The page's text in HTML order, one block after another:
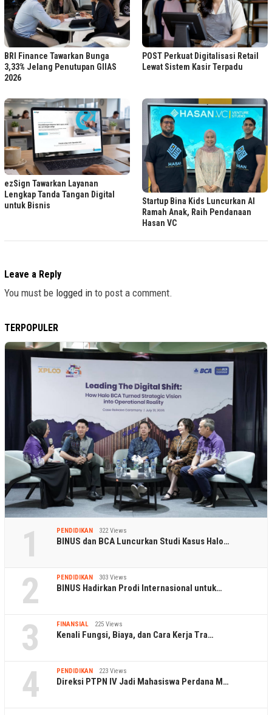
BRI Finance Tawarkan Bunga
3,33% Jelang Penutupan GIIAS
2026
POST Perkuat Digitalisasi Retail
Lewat Sistem Kasir Terpadu
ezSign Tawarkan Layanan
Lengkap Tanda Tangan Digital
untuk Bisnis
Startup Bina Kids Luncurkan AI
Ramah Anak, Raih Pendanaan
Hasan VC
Leave a Reply
You must be logged in to post a comment.
TERPOPULER
1 PENDIDIKAN 322 Views
BINUS dan BCA Luncurkan Studi Kasus Halo…
2 PENDIDIKAN 303 Views
BINUS Hadirkan Prodi Internasional untuk…
3 FINANSIAL 225 Views
Kenali Fungsi, Biaya, dan Cara Kerja Tra…
4 PENDIDIKAN 223 Views
Direksi PTPN IV Jadi Mahasiswa Perdana M…